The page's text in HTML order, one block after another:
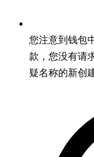
您注意到钱包
款，您没有请
疑名称的新创